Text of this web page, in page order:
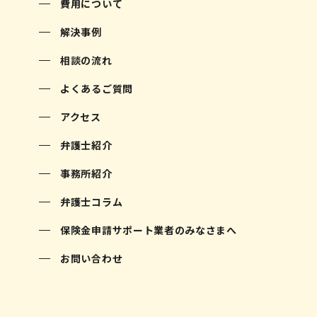
費用について
解決事例
相談の流れ
よくあるご質問
アクセス
弁護士紹介
事務所紹介
弁護士コラム
保険金申請サポート業者のみなさまへ
お問い合わせ